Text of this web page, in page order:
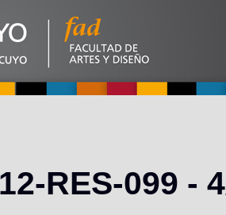
RES-099 -